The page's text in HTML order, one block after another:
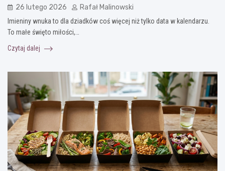
26 lutego 2026 Rafał Malinowski
Imieniny wnuka to dla dziadków coś więcej niż tylko data w kalendarzu.
To małe święto miłości,…
Czytaj dalej